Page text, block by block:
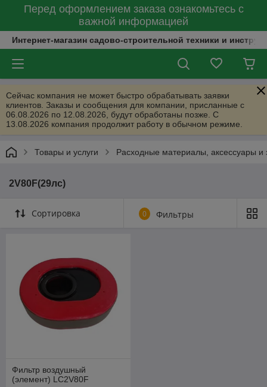
Перед оформлением заказа ознакомьтесь с
важной информацией
Интернет-магазин садово-строительной техники и
Сейчас компания не может быстро обрабатывать заявки
клиентов. Заказы и сообщения для компании, присланные с
06.08.2026 по 12.08.2026, будут обработаны позже. С
13.08.2026 компания продолжит работу в обычном режиме.
Товары и услуги Расходные материалы, аксессуары и
2V80F(29лс)
Сортировка 0 Фильтры
Фильтр воздушный
(элемент) LC2V80F